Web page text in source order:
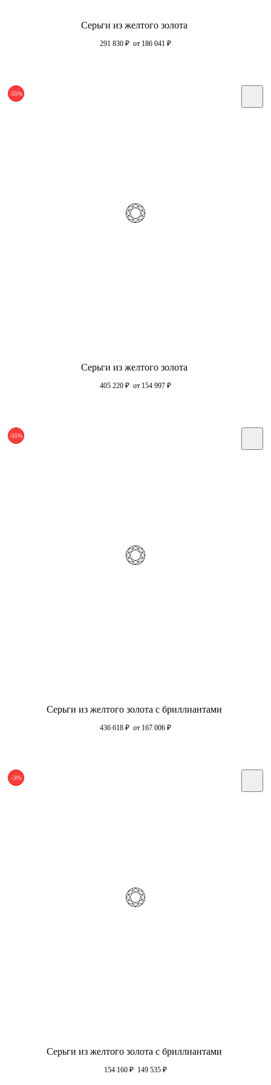
Серьги из желтого золота
291 830 ₽ от 186 041 ₽
-55%
Серьги из желтого золота
405 220 ₽ от 154 997 ₽
-55%
Серьги из желтого золота с бриллиантами
436 618 ₽ от 167 006 ₽
-3%
Серьги из желтого золота с бриллиантами
154 160 ₽ 149 535 ₽